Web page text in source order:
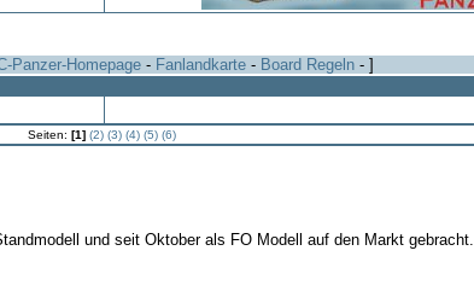
Panzer-Homepage - Fanlandkarte - Board Regeln - ]
Seiten: [1] (2) (3) (4) (5) (6)
und seit Oktober als FO Modell auf den Markt gebracht.